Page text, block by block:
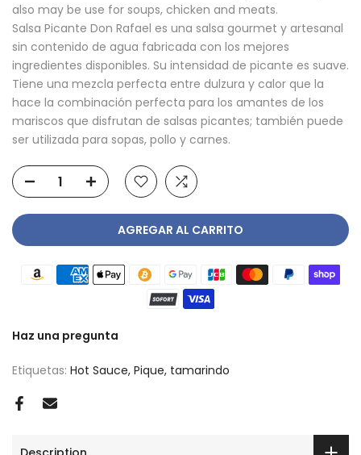
also may be use for soups, chicken and meats.
Salsa Picante Don Rafael es una salsa gourmet y artesanal
sin contenido de agua fabricada con los mejores
ingredientes disponibles. Su intensidad de picante es suave.
Tiene una mezcla perfecta entre dulzura y calor que la
hace la combinación perfecta para los amantes de los
mariscos que disfrutan de salsas picantes; también puede
ser utilizada para sopas, pollo y carnes.
AGREGAR AL CARRITO
Haz una pregunta
Etiquetas: Hot Sauce Pique tamarindo